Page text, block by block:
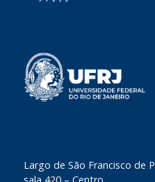
​Largo de São Francisco de